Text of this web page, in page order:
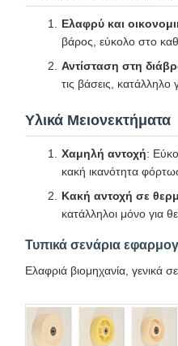
Ελαφρύ και
βάρος, εύκολο στο
Αντίσταση στη
τις βάσεις, κατάλληλο
Υλικά Μειονεκτήματα
Χαμηλή αντοχή:
κακή ικανότητα
Κακή αντοχή σε
κατάλληλοι μόνο για
Τυπικά σενάρια
Ελαφριά βιομηχανία, γενικά